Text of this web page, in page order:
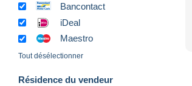
Bancontact
iDeal
Maestro
Tout désélectionner
Résidence du vendeur